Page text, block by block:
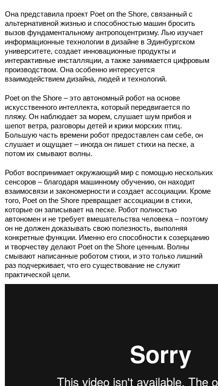
Она представила проект Poet on the Shore, связанный с
альтернативной жизнью и способностью машин бросить
вызов фундаментальному антропоцентризму. Лью изучает
информационные технологии в дизайне в Эдинбургском
университете, создает инновационные продукты и
интерактивные инсталляции, а также занимается цифровым
производством. Она особенно интересуется
взаимодействием дизайна, людей и технологий.
Poet on the Shore – это автономный робот на основе
искусственного интеллекта, который передвигается по
пляжу. Он наблюдает за морем, слушает шум прибоя и
шепот ветра, разговоры детей и крики морских птиц.
Большую часть времени робот предоставлен сам себе, он
слушает и ощущает – иногда он пишет стихи на песке, а
потом их смывают волны.
Робот воспринимает окружающий мир с помощью нескольких
сенсоров – благодаря машинному обучению, он находит
взаимосвязи и закономерности и создает ассоциации. Кроме
того, Poet on the Shore превращает ассоциации в стихи,
которые он записывает на песке. Робот полностью
автономен и не требует вмешательства человека – поэтому
он не должен доказывать свою полезность, выполняя
конкретные функции. Именно его способности к созерцанию
и творчеству делают Poet on the Shore ценным. Волны
смывают написанные роботом стихи, и это только лишний
раз подчеркивает, что его существование не служит
практической цели.